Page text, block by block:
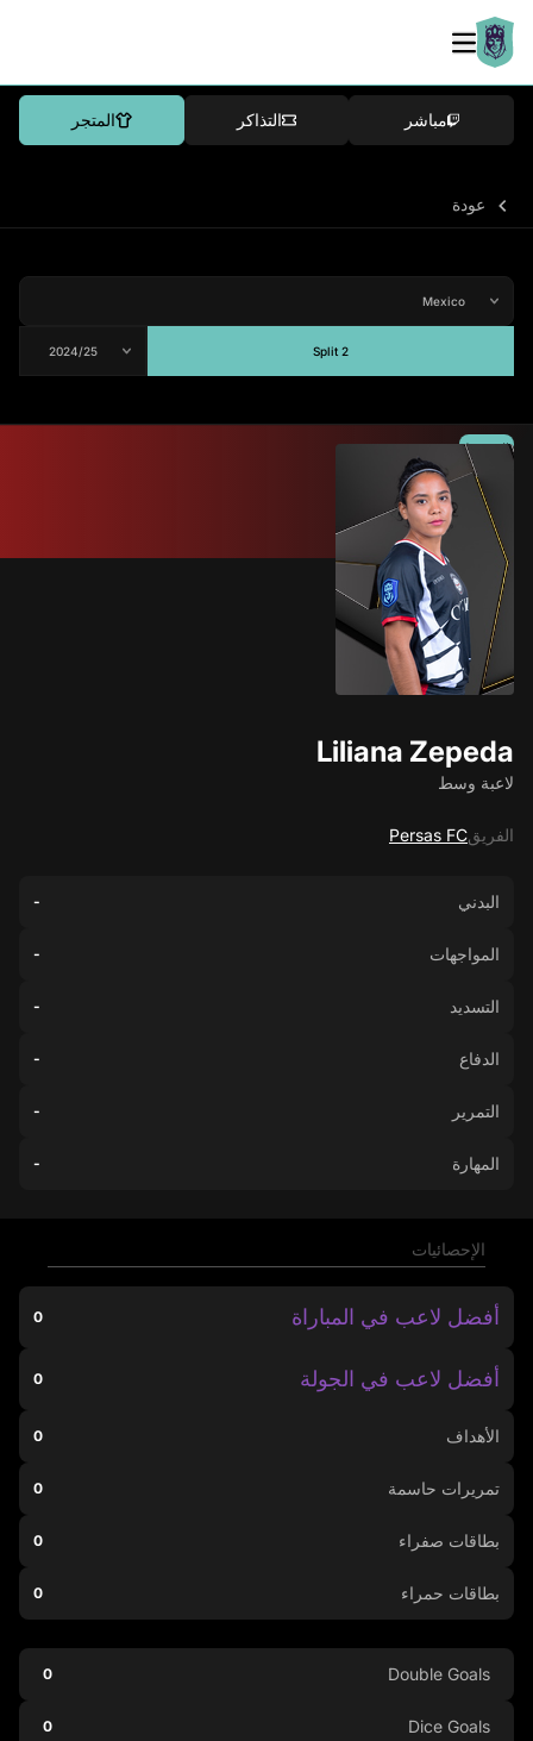
مباشر التذاكر المتجر
عودة
Split 2
Liliana Zepeda
لاعبة وسط
الفريقPersas FC
المتوسط
البدني -
المواجهات -
التسديد -
الدفاع -
التمرير -
المهارة -
الإحصائيات
أفضل لاعب في المباراة 0
أفضل لاعب في الجولة 0
الأهداف 0
تمريرات حاسمة 0
بطاقات صفراء 0
بطاقات حمراء 0
Double Goals
0
Dice Goals
0